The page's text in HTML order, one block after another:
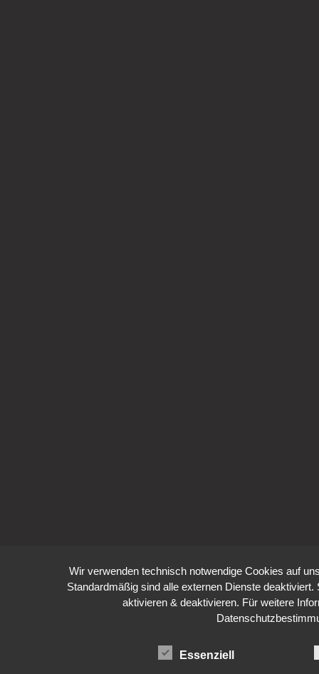
Wir verwenden technisch notwendige Cookies auf
Standardmäßig sind alle externen Dienste
aktivieren & deaktivieren. Für weitere
Essenziell